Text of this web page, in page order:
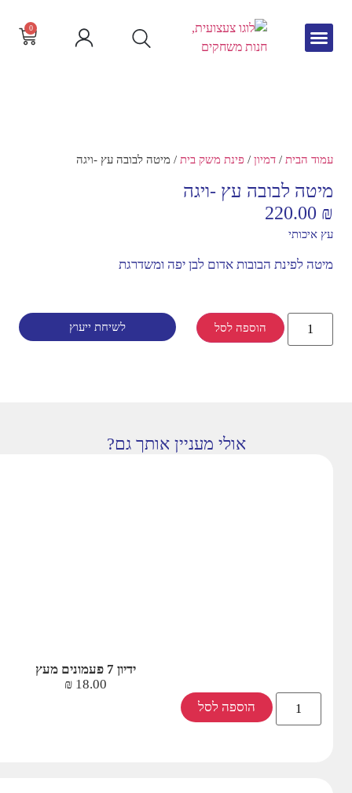
0
עמוד הבית / דמיון / פינת משק בית / מיטה לבובה עץ -ויגה
מיטה לבובה עץ -ויגה
220.00 ₪
עץ איכותי
מיטה לפינת הבובות אדום לבן יפה ומשדרגת
הוספה לסל לשיחת ייעוץ
אולי מעניין אותך גם?
ידיון 7 פעמונים מעץ
18.00
₪
הוספה לסל